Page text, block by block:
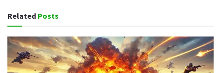
Related Posts